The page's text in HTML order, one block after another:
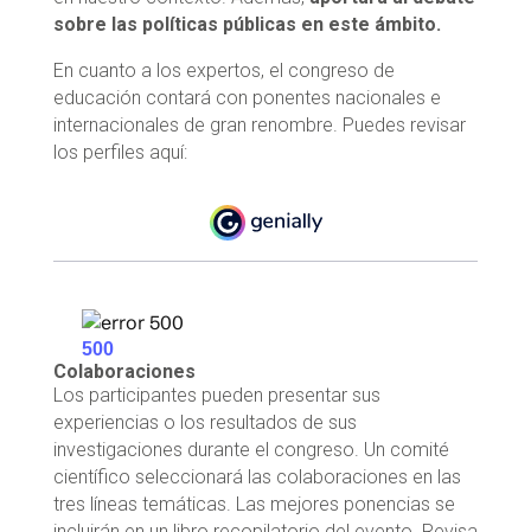
sobre las políticas públicas en este ámbito.
En cuanto a los expertos, el congreso de
educación contará con ponentes nacionales e
internacionales de gran renombre. Puedes revisar
los perfiles aquí:
Colaboraciones
Los participantes pueden presentar sus
experiencias o los resultados de sus
investigaciones durante el congreso. Un comité
científico seleccionará las colaboraciones en las
tres líneas temáticas. Las mejores ponencias se